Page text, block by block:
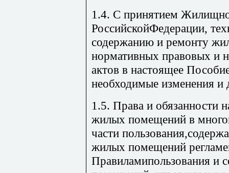
1.4. С принятием
РоссийскойФедерации,
содержанию и ремонту
нормативных правовых и
актов в настоящее
необходимые изменения и
1.5. Права и обязанности
жилых помещений в
части
жилых помещений
Правиламипользования и